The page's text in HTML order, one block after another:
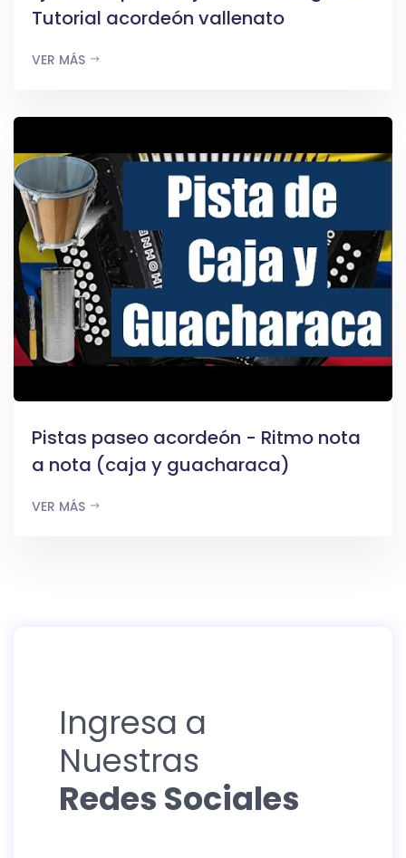
Tutorial acordeón vallenato
VER MÁS
Pistas paseo acordeón - Ritmo nota
a nota (caja y guacharaca)
VER MÁS
Ingresa a
Nuestras
Redes Sociales